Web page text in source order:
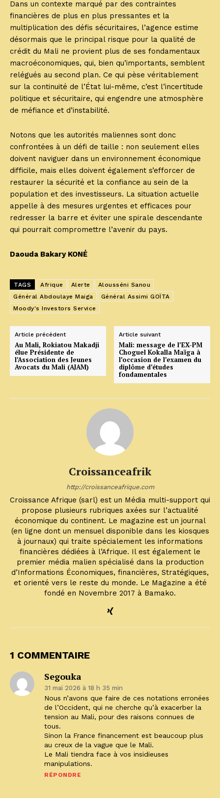
Dans un contexte marqué par des contraintes
financières de plus en plus pressantes et la
multiplication des défis sécuritaires, l’agence estime
désormais que le principal risque pour la qualité de
crédit du Mali ne provient plus de ses fondamentaux
macroéconomiques, qui, bien qu’importants, semblent
relégués au second plan. Ce qui pèse véritablement
sur la continuité de l’État lui-même, c’est l’incertitude
politique et sécuritaire, qui engendre une atmosphère
de méfiance et d’instabilité.
Notons que les autorités maliennes sont donc
confrontées à un défi de taille : non seulement elles
doivent naviguer dans un environnement économique
difficile, mais elles doivent également s’efforcer de
restaurer la sécurité et la confiance au sein de la
population et des investisseurs. La situation actuelle
appelle à des mesures urgentes et efficaces pour
redresser la barre et éviter une spirale descendante
qui pourrait compromettre l’avenir du pays.
Daouda Bakary KONÉ
TAGS Afrique Alerte
Alousséni Sanou
Général Abdoulaye Maiga
Général Assimi GOÏTA
Moody's Investors Service
Article précédent
Au Mali, Rokiatou Makadji
élue Présidente de
l’Association des Jeunes
Avocats du Mali (AJAM)
Article suivant
Mali: message de l’EX-PM
Choguel Kokalla Maïga à
l’occasion de l’examen du
diplôme d’études
fondamentales
Croissanceafrik
http://croissanceafrique.com
Croissance Afrique (sarl) est un Média multi-support qui
propose plusieurs rubriques axées sur l’actualité
économique du continent. Le magazine est un journal
(en ligne dont un mensuel disponible dans les kiosques
à journaux) qui traite spécialement les informations
financières dédiées à l’Afrique. Il est également le
premier média malien spécialisé dans la production
d’Informations Économiques, financières, Stratégiques,
et orienté vers le reste du monde. Le Magazine a été
fondé en Novembre 2017 à Bamako.
1 COMMENTAIRE
Segouka
31 mai 2026 à 18 h 35 min
Nous n’avons que faire de ces notations erronées
de l’Occident, qui ne cherche qu’à exacerber la
tension au Mali, pour des raisons connues de
tous.
Sinon la France financement est beaucoup plus
au creux de la vague que le Mali.
Le Mali tiendra face à vos insidieuses
manipulations.
RÉPONDRE